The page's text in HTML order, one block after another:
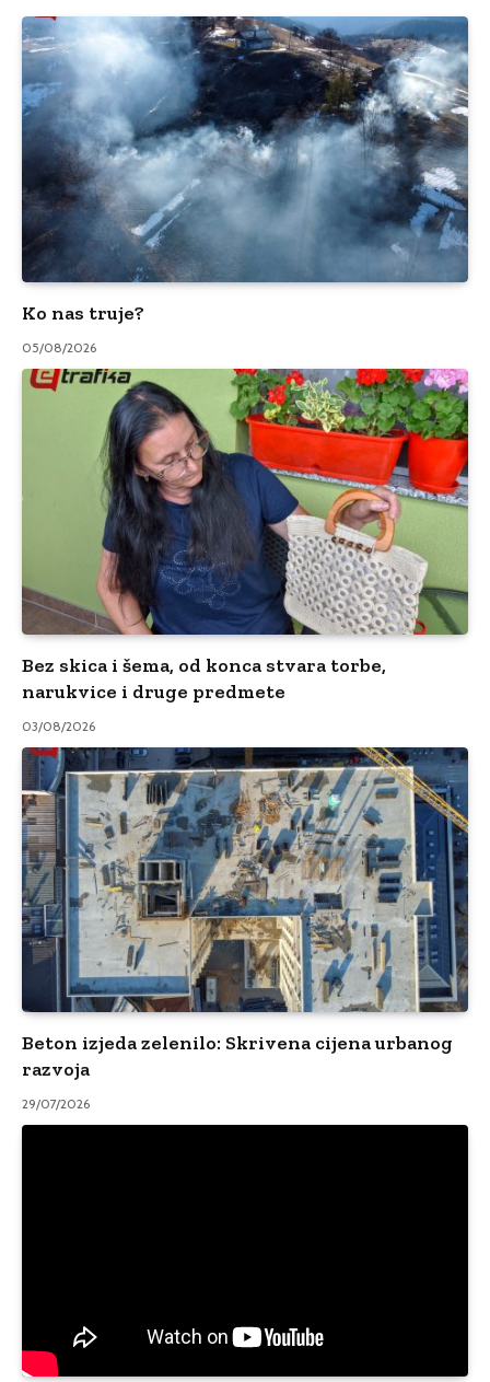
Ko nas truje?
05/08/2026
Bez skica i šema, od konca stvara torbe,
narukvice i druge predmete
03/08/2026
Beton izjeda zelenilo: Skrivena cijena urbanog
razvoja
29/07/2026